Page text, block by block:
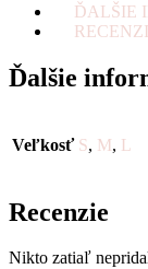
ĎALŠIE
Ďalšie
Veľkosť S, M, L
Recenzie
Nikto zatiaľ